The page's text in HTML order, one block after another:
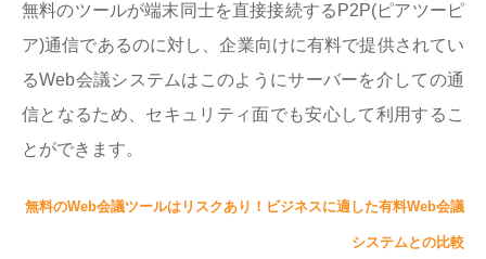
無料のツールが端末同士を直接接続するP2P(ピアツーピ
ア)通信であるのに対し、企業向けに有料で提供されてい
るWeb会議システムはこのようにサーバーを介しての通
信となるため、セキュリティ面でも安心して利用するこ
とができます。
無料のWeb会議ツールはリスクあり！ビジネスに適した有料Web会議
システムとの比較